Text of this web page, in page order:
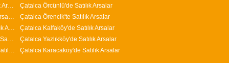
Arnavutköy Nenehatun Mahallesi'nde Satılık Arsalar
Arnavutköy İslambey Mahallesi'nde Satılık Arsalar
Arnavutköy Yavuz Selim Mahallesi'nde Satılık Arsalar
Arnavutköy Adnan Menderes Mahallesi'nde Satılık Arsalar
Arnavutköy ( Taşoluk ) Fatih Mahallesi'nde Satılık Arsalar
Çatalca Örcünlü'de Satılık Arsalar
Çatalca Örencik'te Satılık Arsalar
Çatalca Kalfaköy'de Satılık Arsalar
Çatalca Yazlıkköy'de Satılık Arsalar
Çatalca Karacaköy'de Satılık Arsalar